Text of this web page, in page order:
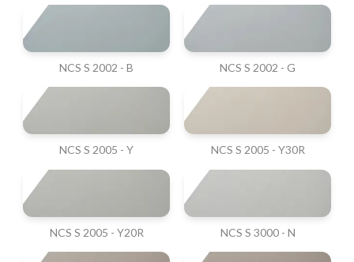
NCS S 2002 - B NCS S 2002 - G
NCS S 2005 - Y NCS S 2005 - Y30R
NCS S 2005 - Y20R NCS S 3000 - N